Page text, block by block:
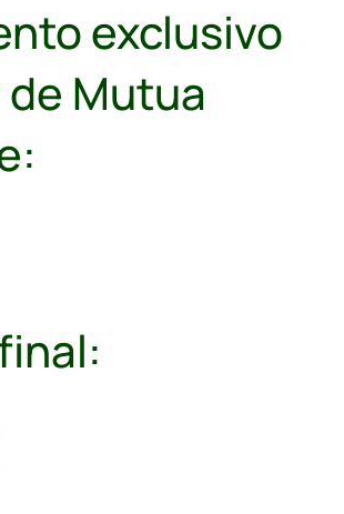
exclusivo
Mutua